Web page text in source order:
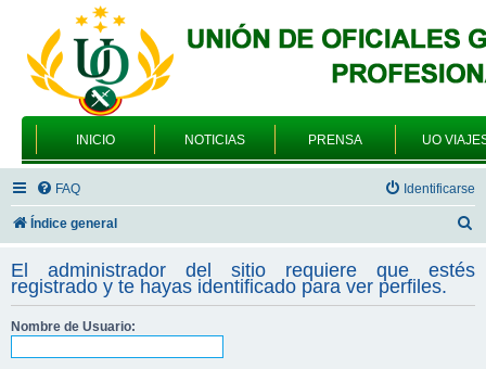
INICIO NOTICIAS PRENSA UO
FAQ Identificarse
Índice general
s
c
El administrador del sitio requiere que estés
registrado y te hayas identificado para ver perfiles.
Nombre de Usuario: